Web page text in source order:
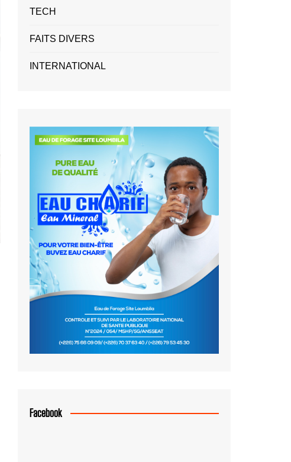
TECH
FAITS DIVERS
INTERNATIONAL
Facebook